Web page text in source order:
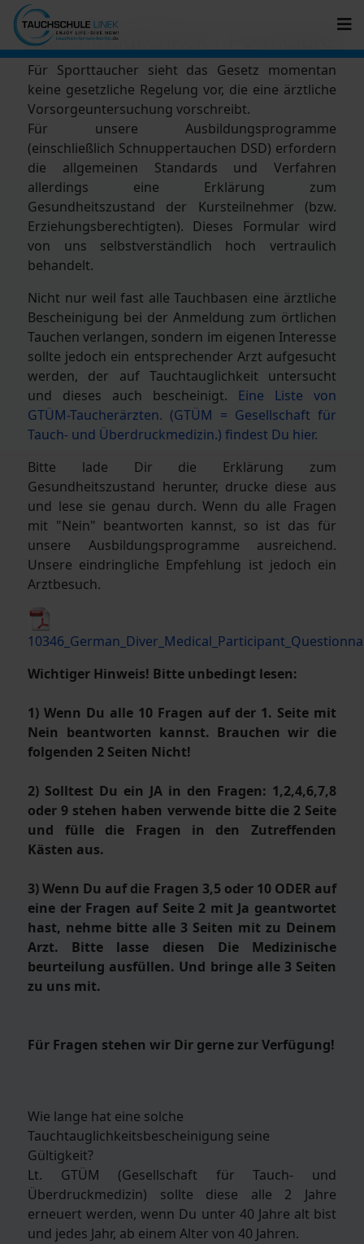
Tauchtauglichkeit / Formulare
Für Sporttaucher sieht das Gesetz momentan
keine gesetzliche Regelung vor, die eine ärztliche
Vorsorgeuntersuchung vorschreibt.
Für unsere Ausbildungsprogramme
(einschließlich Schnuppertauchen DSD) erfordern
die allgemeinen Standards und Verfahren
allerdings eine Erklärung zum
Gesundheitszustand der Kursteilnehmer (bzw.
Erziehungsberechtigten). Dieses Formular wird
von uns selbstverständlich hoch vertraulich
behandelt.
Nicht nur weil fast alle Tauchbasen eine ärztliche
Bescheinigung bei der Anmeldung zum örtlichen
Tauchen verlangen, sondern im eigenen Interesse
sollte jedoch ein entsprechender Arzt aufgesucht
werden, der auf Tauchtauglichkeit untersucht
und dieses auch bescheinigt. Eine Liste von
GTÜM-Taucherärzten. (GTÜM = Gesellschaft für
Tauch- und Überdruckmedizin.) findest Du hier.
Bitte lade Dir die Erklärung zum
Gesundheitszustand herunter, drucke diese aus
und lese sie genau durch. Wenn du alle Fragen
mit "Nein" beantworten kannst, so ist das für
unsere Ausbildungsprogramme ausreichend.
Unsere eindringliche Empfehlung ist jedoch ein
Arztbesuch.
Wichtiger Hinweis! Bitte unbedingt lesen:
1) Wenn Du alle 10 Fragen auf der 1. Seite mit
Nein beantworten kannst. Brauchen wir die
folgenden 2 Seiten Nicht!
2) Solltest Du ein JA in den Fragen: 1,2,4,6,7,8
oder 9 stehen haben verwende bitte die 2 Seite
und fülle die Fragen in den Zutreffenden
Kästen aus.
3) Wenn Du auf die Fragen 3,5 oder 10 ODER auf
eine der Fragen auf Seite 2 mit Ja geantwortet
hast, nehme bitte alle 3 Seiten mit zu Deinem
Arzt. Bitte lasse diesen Die Medizinische
beurteilung ausfüllen. Und bringe alle 3 Seiten
zu uns mit.
Für Fragen stehen wir Dir gerne zur Verfügung!
Wie lange hat eine solche
Tauchtauglichkeitsbescheinigung seine
Gültigkeit?
Lt. GTÜM (Gesellschaft für Tauch- und
Überdruckmedizin) sollte diese alle 2 Jahre
erneuert werden, wenn Du unter 40 Jahre alt bist
und jedes Jahr, ab einem Alter von 40 Jahren.